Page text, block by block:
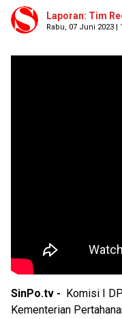
Laporan: Tim
Rabu, 07 Juni 2023 |
SinPo.tv -
Komisi I
Kementerian